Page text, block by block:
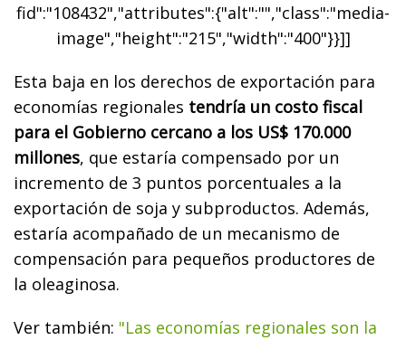
fid":"108432","attributes":{"alt":"","class":"media-
image","height":"215","width":"400"}}]]
Esta baja en los derechos de exportación para
economías regionales tendría un costo fiscal
para el Gobierno cercano a los US$ 170.000
millones, que estaría compensado por un
incremento de 3 puntos porcentuales a la
exportación de soja y subproductos. Además,
estaría acompañado de un mecanismo de
compensación para pequeños productores de
la oleaginosa.
Ver también: "Las economías regionales son la